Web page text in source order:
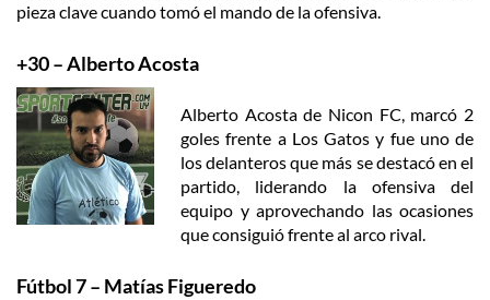
pieza clave cuando tomó el mando de la ofensiva.
+30 – Alberto Acosta
Alberto Acosta de Nicon FC, marcó 2
goles frente a Los Gatos y fue uno de
los delanteros que más se destacó en el
partido, liderando la ofensiva del
equipo y aprovechando las ocasiones
que consiguió frente al arco rival.
Fútbol 7 – Matías Figueredo